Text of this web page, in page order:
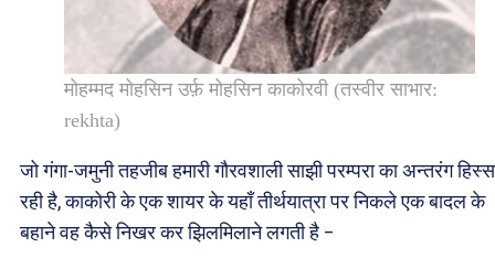
मोहम्मद मोहसिन उर्फ़ मोहसिन काकोरवी (तस्वीर साभार:
rekhta)
जो गंगा-जमुनी तहजीब हमारी गौरवशाली साझी परम्परा का अन्तरंग
रही है, काकोरी के एक शायर के यहाँ तीर्थयात्रा पर निकले एक बादल के
बहाने वह कैसे निखर कर झिलमिलाने लगती है –